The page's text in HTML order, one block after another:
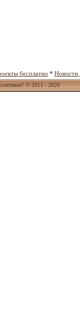
бесплатно * Новости
© 2011 - 2026